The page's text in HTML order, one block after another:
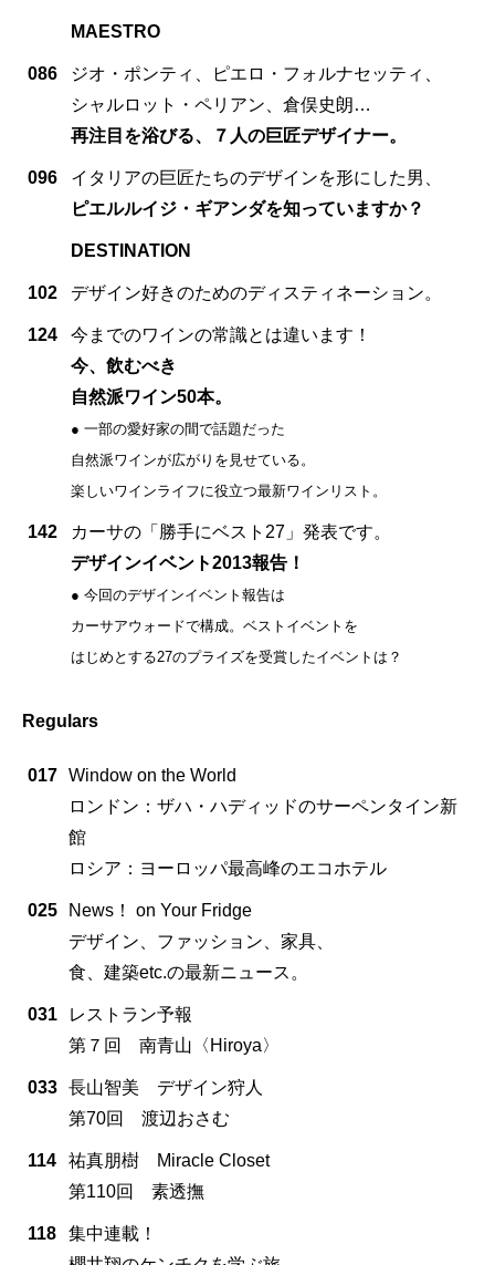
MAESTRO
086
ジオ・ポンティ、ピエロ・フォルナセッティ、
シャルロット・ペリアン、倉俣史朗…
再注目を浴びる、７人の巨匠デザイナー。
096
イタリアの巨匠たちのデザインを形にした男、
ピエルルイジ・ギアンダを知っていますか？
DESTINATION
102 デザイン好きのためのディスティネーション。
124
今までのワインの常識とは違います！
今、飲むべき
自然派ワイン50本。
● 一部の愛好家の間で話題だった
自然派ワインが広がりを見せている。
楽しいワインライフに役立つ最新ワインリスト。
142
カーサの「勝手にベスト27」発表です。
デザインイベント2013報告！
● 今回のデザインイベント報告は
カーサアウォードで構成。ベストイベントを
はじめとする27のプライズを受賞したイベントは？
Regulars
017 Window on the World
ロンドン：ザハ・ハディッドのサーペンタイン新
館
ロシア：ヨーロッパ最高峰のエコホテル
025
News！ on Your Fridge
デザイン、ファッション、家具、
食、建築etc.の最新ニュース。
031
レストラン予報
第７回 南青山〈Hiroya〉
033 長山智美 デザイン狩人
第70回 渡辺おさむ
114
祐真朋樹 Miracle Closet
第110回 素透撫
118
集中連載！